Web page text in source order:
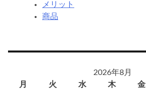
メリット
商品
2026年8月
月
火 水 木 金